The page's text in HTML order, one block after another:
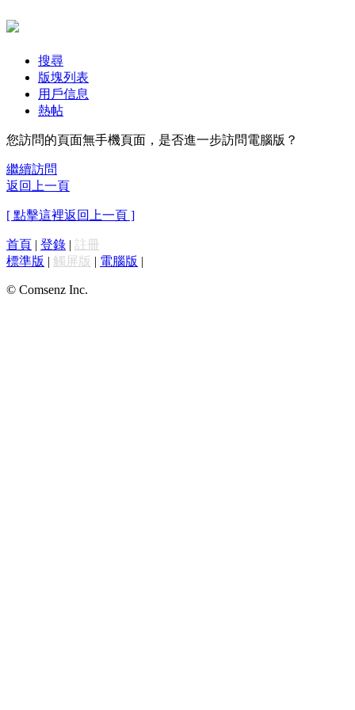
搜尋
版塊列表
用戶信息
熱帖
您訪問的頁面無手機頁面，是否進一步訪問電腦版？
繼續訪問
返回上一頁
[ 點擊這裡返回上一頁 ]
首頁 | 登錄 | 註冊
標準版 | 觸屏版 | 電腦版 |
© Comsenz Inc.